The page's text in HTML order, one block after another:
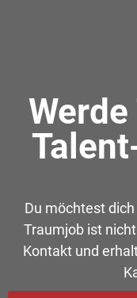
Du möchtest
Traumjob ist
Kontakt und